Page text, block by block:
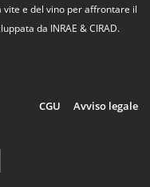
e del vino per affrontare il
da INRAE & CIRAD.
CGU Avviso legale